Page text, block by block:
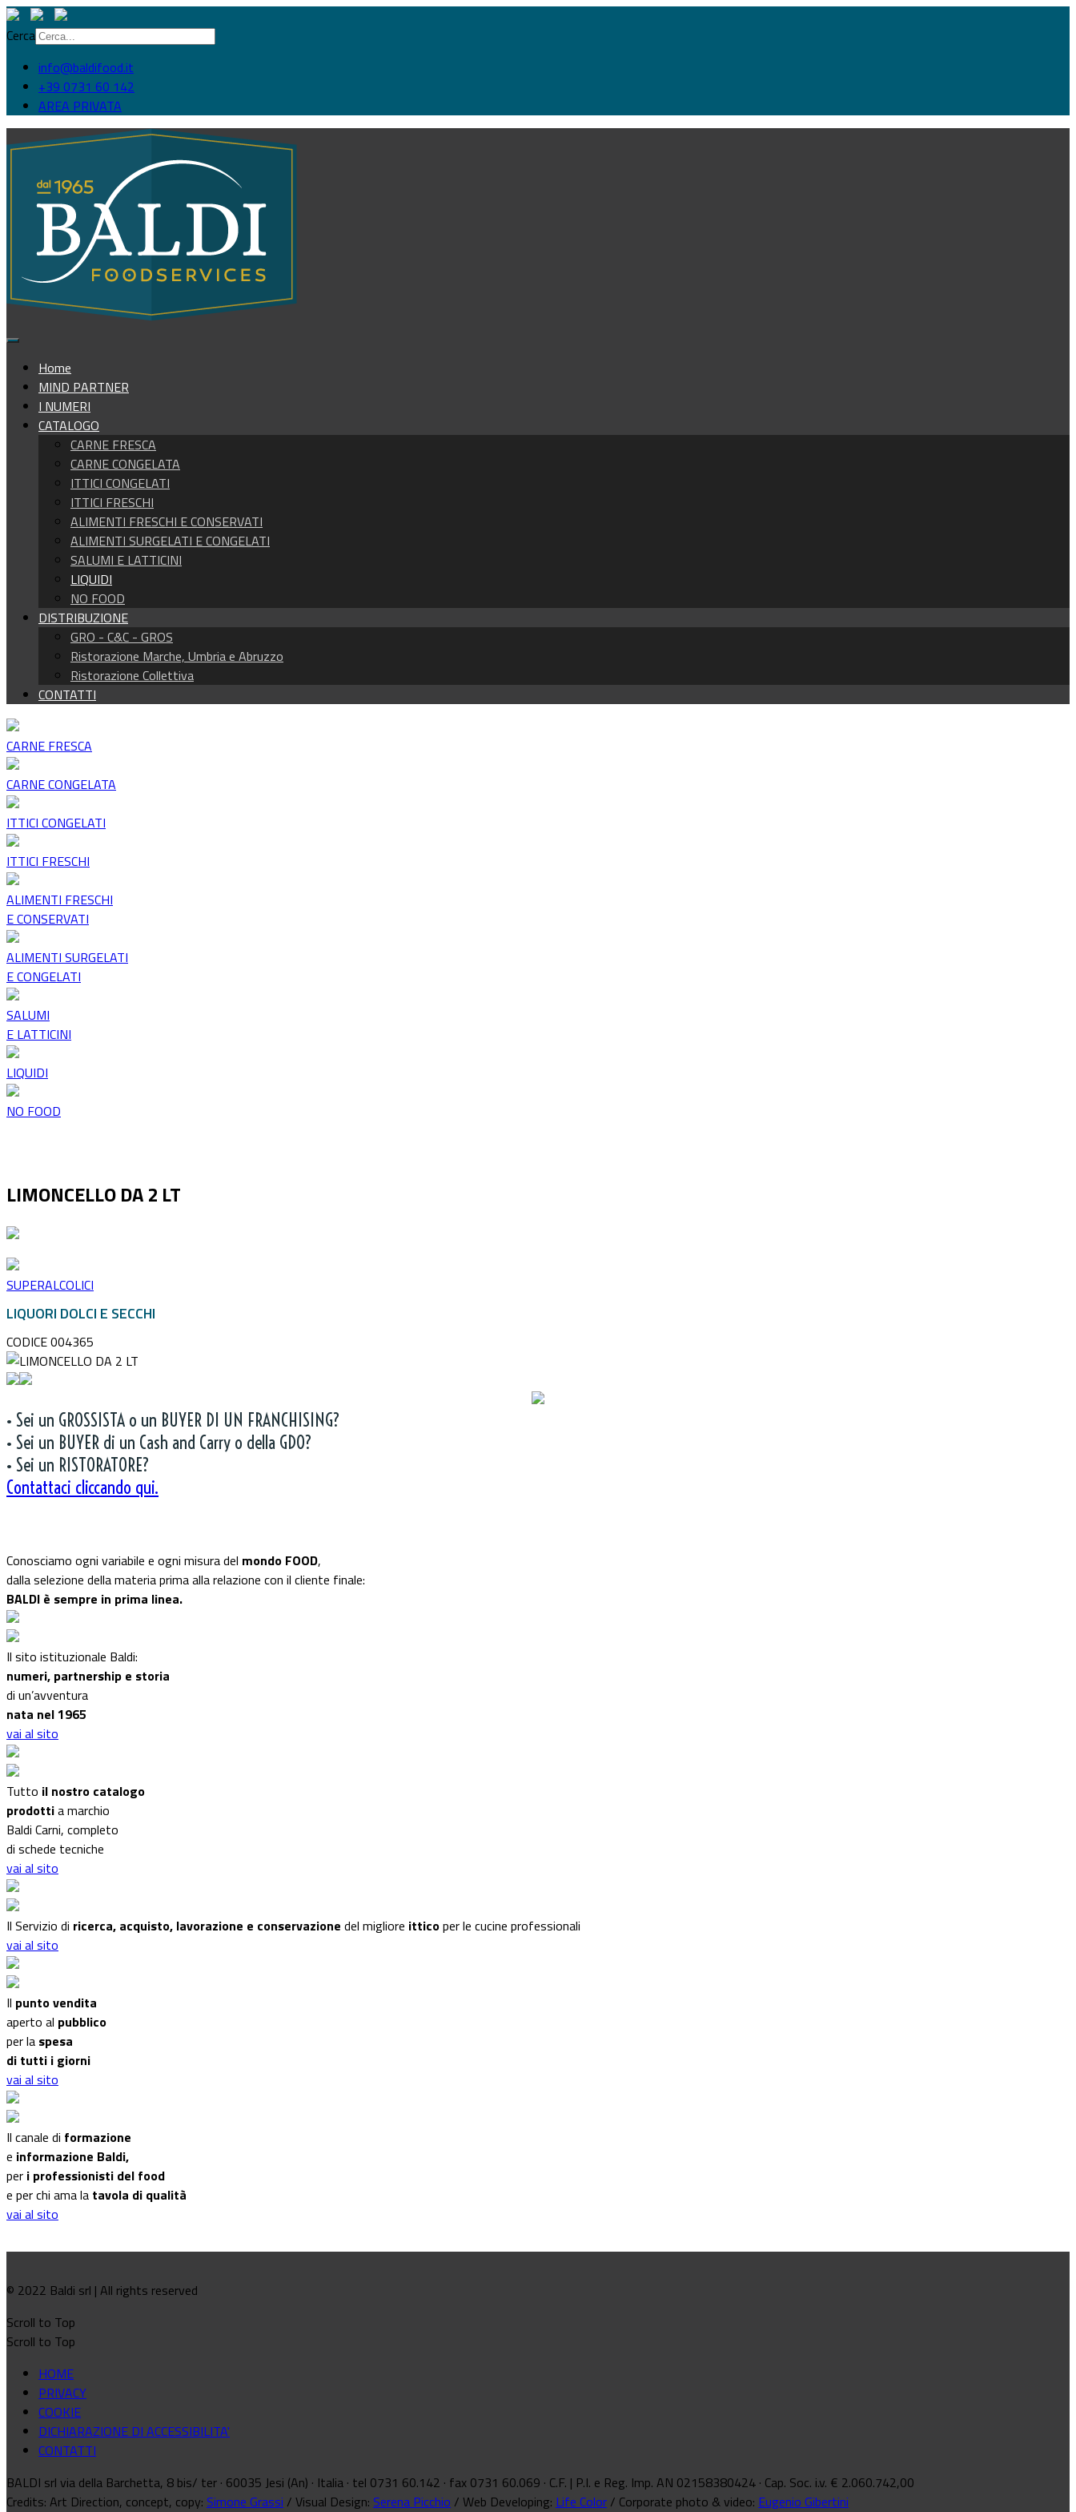
Cerca
info@baldifood.it
+39 0731 60 142
AREA PRIVATA
Home
MIND PARTNER
I NUMERI
CATALOGO
CARNE FRESCA
CARNE CONGELATA
ITTICI CONGELATI
ITTICI FRESCHI
ALIMENTI FRESCHI E CONSERVATI
ALIMENTI SURGELATI E CONGELATI
SALUMI E LATTICINI
LIQUIDI
NO FOOD
DISTRIBUZIONE
GRO - C&C - GROS
Ristorazione Marche, Umbria e Abruzzo
Ristorazione Collettiva
CONTATTI
CARNE FRESCA
CARNE CONGELATA
ITTICI CONGELATI
ITTICI FRESCHI
ALIMENTI FRESCHI
E CONSERVATI
ALIMENTI SURGELATI
E CONGELATI
SALUMI
E LATTICINI
LIQUIDI
NO FOOD
LIMONCELLO DA 2 LT
SUPERALCOLICI
LIQUORI DOLCI E SECCHI
CODICE 004365
• Sei un GROSSISTA o un BUYER DI UN FRANCHISING?
• Sei un BUYER di un Cash and Carry o della GDO?
• Sei un RISTORATORE?
Contattaci cliccando qui.
Conosciamo ogni variabile e ogni misura del mondo FOOD,
dalla selezione della materia prima alla relazione con il cliente finale:
BALDI è sempre in prima linea.
Il sito istituzionale Baldi:
numeri, partnership e storia
di un’avventura
nata nel 1965
vai al sito
Tutto il nostro catalogo
prodottia marchio
Baldi Carni, completo
di schede tecniche
vai al sito
Il Servizio di ricerca, acquisto, lavorazione e conservazione del migliore itticoper le cucine professionali
vai al sito
Il punto vendita
aperto al pubblico
per la spesa
di tutti i giorni
vai al sito
Il canale di formazione
e informazione Baldi,
per i professionisti del food
e per chi ama la tavola di qualità
vai al sito
© 2022 Baldi srl | All rights reserved
Scroll to Top
Scroll to Top
HOME
PRIVACY
COOKIE
DICHIARAZIONE DI ACCESSIBILITA'
CONTATTI
BALDI srl via della Barchetta, 8 bis/ ter · 60035 Jesi (An) · Italia · tel 0731 60.142 · fax 0731 60.069 · C.F. | P.I. e Reg. Imp. AN 02158380424 · Cap. Soc. i.v. € 2.060.742,00
Credits: Art Direction, concept, copy: Simone Grassi / Visual Design: Serena Picchio / Web Developing: Life Color / Corporate photo & video: Eugenio Gibertini